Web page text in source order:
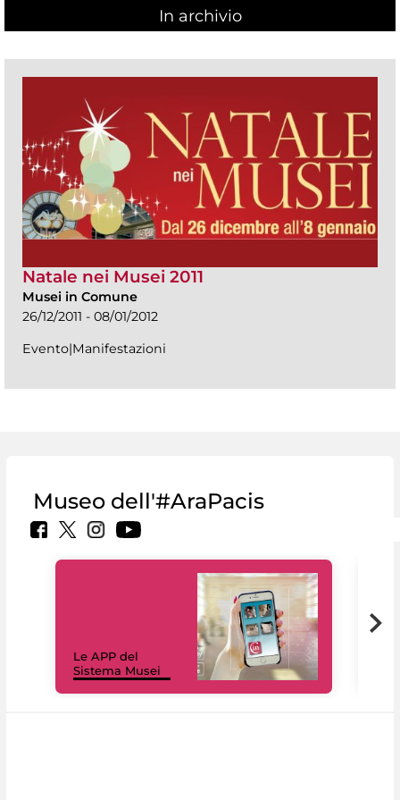
In archivio
Natale nei Musei 2011
Musei in Comune
26/12/2011 - 08/01/2012
Evento|Manifestazioni
Museo dell'#AraPacis
Le APP del
Sistema Musei